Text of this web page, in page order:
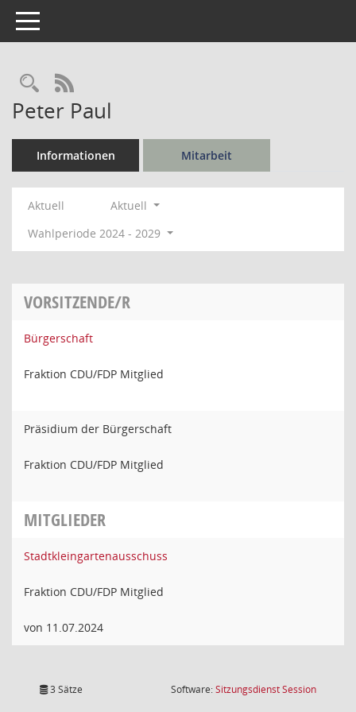
Toggle navigation
Rechercheauswahl
RSS-Feed
Peter Paul
Informationen Mitarbeit
Aktuell
Aktuell
Wahlperiode 2024 - 2029
VORSITZENDE/R
Bürgerschaft
Fraktion CDU/FDP Mitglied
Präsidium der Bürgerschaft
Fraktion CDU/FDP Mitglied
MITGLIEDER
Stadtkleingartenausschuss
Fraktion CDU/FDP Mitglied
von 11.07.2024
3 Sätze Software:SitzungsdienstSession(Wird in